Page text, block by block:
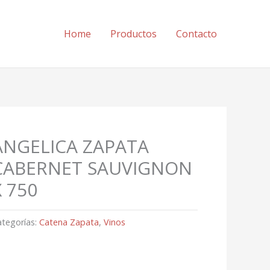
Home Productos Contacto
ZAPATA
SAUVIGNON
750
Catena Zapata, Vinos